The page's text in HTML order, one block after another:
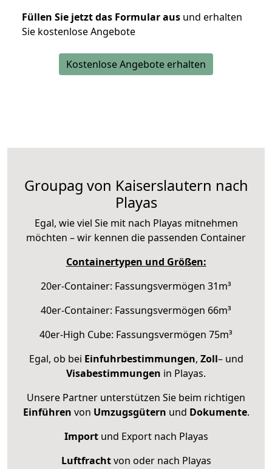
Füllen Sie jetzt das Formular aus und erhalten
Sie kostenlose Angebote
Kostenlose Angebote erhalten
Groupag von Kaiserslautern nach
Playas
Egal, wie viel Sie mit nach Playas mitnehmen
möchten – wir kennen die passenden Container
Containertypen und Größen:
20er-Container: Fassungsvermögen 31m³
40er-Container: Fassungsvermögen 66m³
40er-High Cube: Fassungsvermögen 75m³
Egal, ob bei Einfuhrbestimmungen, Zoll– und
Visabestimmungen in Playas.
Unsere Partner unterstützen Sie beim richtigen
Einführen von Umzugsgütern und Dokumente.
Importund Export nach Playas
Luftfrachtvon oder nach Playas